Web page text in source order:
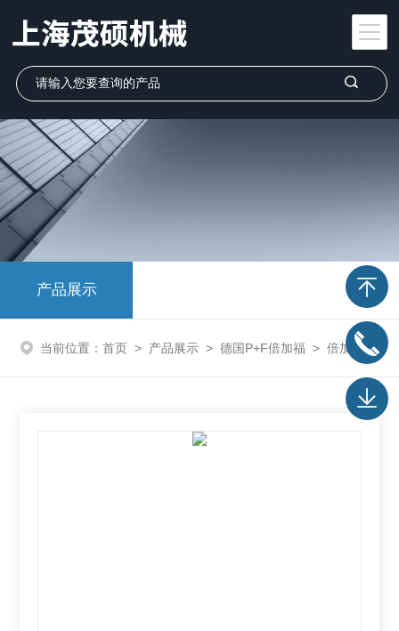
产品展示
当前位置： 首页 > 产品展示 > 德国P+F倍加福 > 倍加福P+F安全栅